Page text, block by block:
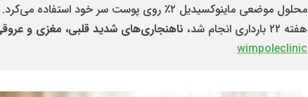
محلول موضعی ماینوکسیدیل ۲٪ روی پوست سر خود
هفته ۲۲ بارداری انجام شد،
ناهنجاری‌های شدید قلبی، مغزی و
wimpoleclinic